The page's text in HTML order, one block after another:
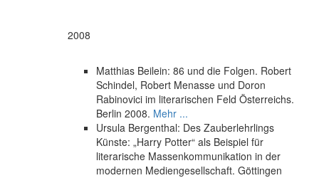
2008
Matthias Beilein: 86 und die Folgen. Robert
Schindel, Robert Menasse und Doron
Rabinovici im literarischen Feld Österreichs.
Berlin 2008. Mehr ...
Ursula Bergenthal: Des Zauberlehrlings
Künste: „Harry Potter“ als Beispiel für
literarische Massenkommunikation in der
modernen Mediengesellschaft. Göttingen